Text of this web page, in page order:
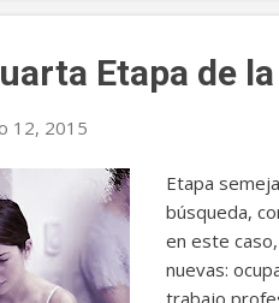
Etapa de
12, 2015
Etapa
búsqueda,
en este
nuevas: